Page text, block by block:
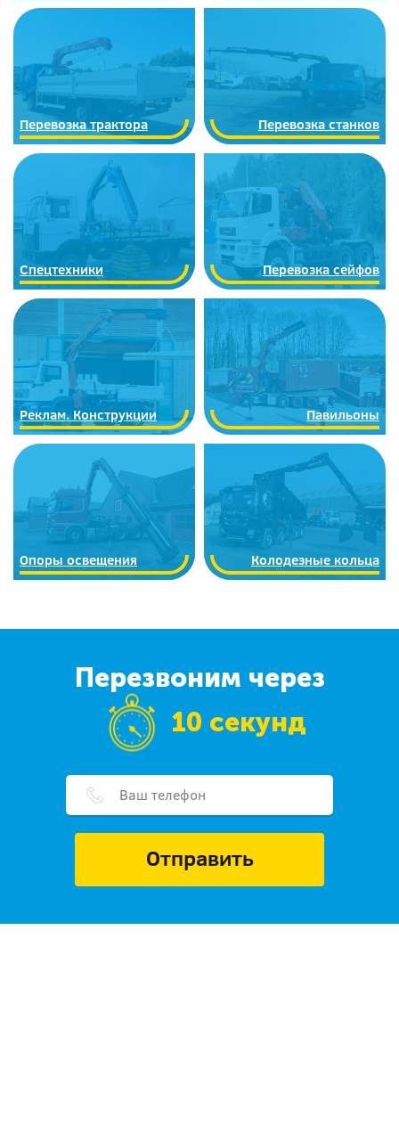
Перевозка трактора Перевозка станков
Спецтехники Перевозка сейфов
Реклам. Конструкции Павильоны
Опоры освещения Колодезные кольца
Перезвоним через
10 секунд
Отправить